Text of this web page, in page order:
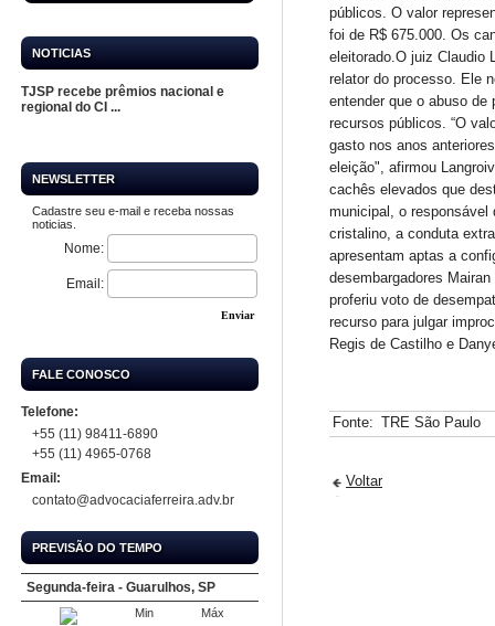
NOTICIAS
TJSP recebe prêmios nacional e
regional do CI ...
NEWSLETTER
Cadastre seu e-mail e receba nossas
noticias.
Nome:
Email:
Enviar
FALE CONOSCO
Telefone:
+55 (11) 98411-6890
+55 (11) 4965-0768
Email:
contato@advocaciaferreira.adv.br
PREVISÃO DO TEMPO
Segunda-feira - Guarulhos, SP
Máx
Min
públicos. O valor
foi de R$ 675.000. Os
eleitorado.O juiz Claudio
relator do processo. Ele
entender que o abuso
recursos públicos. “O
gasto nos anos
eleição", afirmou
cachês elevados que
municipal, o responsável
cristalino, a conduta
apresentam aptas a
desembargadores
proferiu voto de
recurso para julgar
Regis de Castilho e
Fonte: TRE São Paulo
Voltar